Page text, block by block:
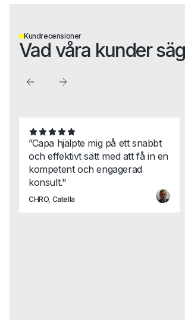
Kundrecensioner
Vad våra kunder
”Capa hjälpte mig på ett snabbt
och effektivt sätt med att få in en
kompetent och engagerad
konsult."
CHRO, Catella